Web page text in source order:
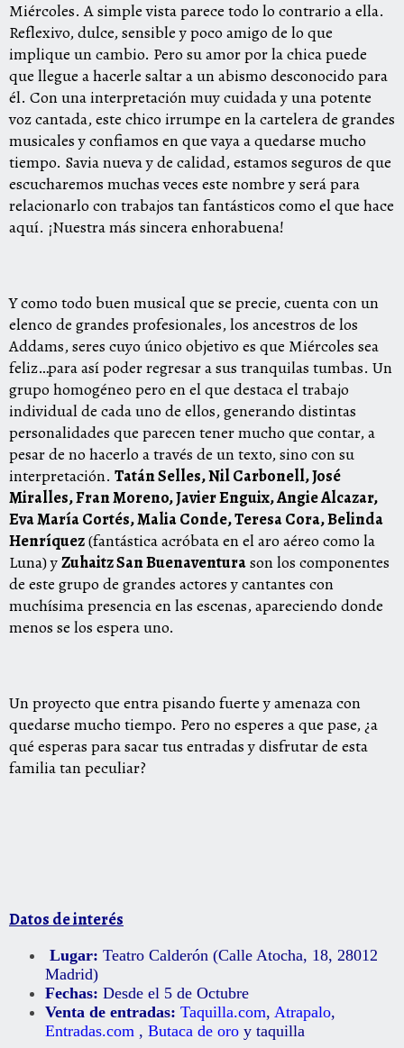
Miércoles. A simple vista parece todo lo contrario a ella.
Reflexivo, dulce, sensible y poco amigo de lo que
implique un cambio. Pero su amor por la chica puede
que llegue a hacerle saltar a un abismo desconocido para
él. Con una interpretación muy cuidada y una potente
voz cantada, este chico irrumpe en la cartelera de grandes
musicales y confiamos en que vaya a quedarse mucho
tiempo. Savia nueva y de calidad, estamos seguros de que
escucharemos muchas veces este nombre y será para
relacionarlo con trabajos tan fantásticos como el que hace
aquí. ¡Nuestra más sincera enhorabuena!
Y como todo buen musical que se precie, cuenta con un
elenco de grandes profesionales, los ancestros de los
Addams, seres cuyo único objetivo es que Miércoles sea
feliz…para así poder regresar a sus tranquilas tumbas. Un
grupo homogéneo pero en el que destaca el trabajo
individual de cada uno de ellos, generando distintas
personalidades que parecen tener mucho que contar, a
pesar de no hacerlo a través de un texto, sino con su
interpretación. Tatán Selles, Nil Carbonell, José
Miralles, Fran Moreno, Javier Enguix, Angie Alcazar,
Eva María Cortés, Malia Conde, Teresa Cora, Belinda
Henríquez(fantástica acróbata en el aro aéreo como la
Luna) yZuhaitz San Buenaventurason los componentes
de este grupo de grandes actores y cantantes con
muchísima presencia en las escenas, apareciendo donde
menos se los espera uno.
Un proyecto que entra pisando fuerte y amenaza con
quedarse mucho tiempo. Pero no esperes a que pase, ¿a
qué esperas para sacar tus entradas y disfrutar de esta
familia tan peculiar?
Datos de interés
Lugar: Teatro Calderón (Calle Atocha, 18, 28012
Madrid)
Fechas: Desde el 5 de Octubre
Venta de entradas: Taquilla.com, Atrapalo,
Entradas.com , Butaca de oro y taquilla